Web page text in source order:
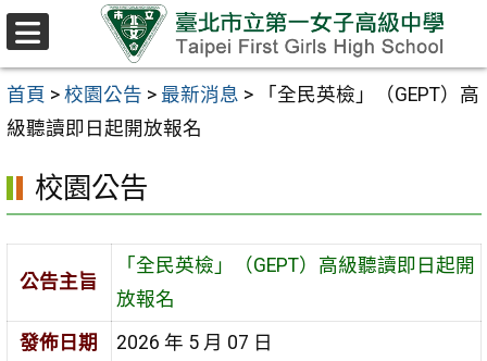
跳至主要內容區
首頁 > 校園公告 > 最新消息 >
「全民英檢」（GEPT）高
級聽讀即日起開放報名
校園公告
公告主旨
「全民英檢」（GEPT）高級聽讀即日起開
放報名
發佈日期
2026 年 5 月 07 日
選
單